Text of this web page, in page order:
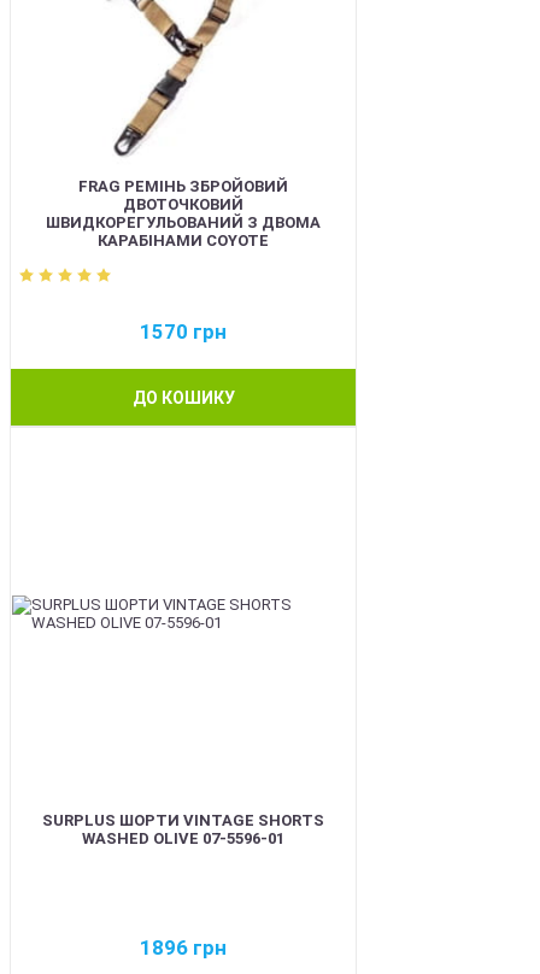
FRAG РЕМІНЬ ЗБРОЙОВИЙ
ДВОТОЧКОВИЙ
ШВИДКОРЕГУЛЬОВАНИЙ З ДВОМА
КАРАБІНАМИ COYOTE
1570 грн
ДО КОШИКУ
SURPLUS ШОРТИ VINTAGE SHORTS
WASHED OLIVE 07-5596-01
1896 грн